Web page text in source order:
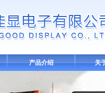
产品介绍 关